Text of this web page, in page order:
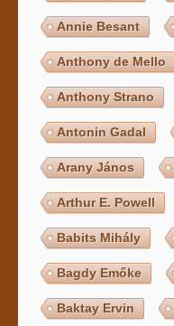
Annie Besant
Anthony de Mello
Anthony Strano
Antonin Gadal
Arany János
Arthur E. Powell
Babits Mihály
Bagdy Emőke
Baktay Ervin